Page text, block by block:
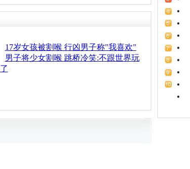
17岁女孩被割喉 行凶男子称"我喜欢"
男子将少女割喉 跳桥冷笑:不跟世界玩
了